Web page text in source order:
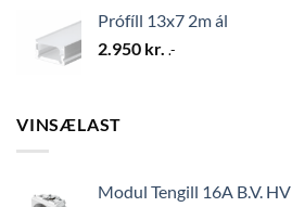
Prófíll 13x7 2m ál
2.950 kr. .-
VINSÆLAST
Modul Tengill 16A B.V. HV